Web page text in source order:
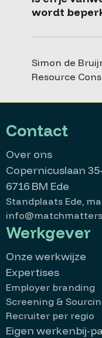
wordt
Simon de
Resource
Contact
Over ons
Copernicuslaan
6716 BM Ede
Standplaats Ede,
Werkgever
Onze werkwijze
Expertises
Employer branding
Screening &
Recruiter per regio
Eigen werkenbij-